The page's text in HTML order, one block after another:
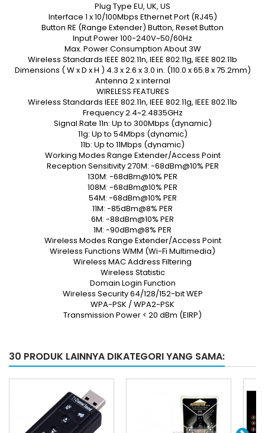
Plug Type EU, UK, US
Interface 1 x 10/100Mbps Ethernet Port (RJ45)
Button RE (Range Extender) Button, Reset Button
Input Power 100-240V~50/60Hz
Max. Power Consumption About 3W
Wireless Standards IEEE 802.11n, IEEE 802.11g, IEEE 802.11b
Dimensions ( W x D x H ) 4.3 x 2.6 x 3.0 in. (110.0 x 65.8 x 75.2mm)
Antenna 2 x internal
WIRELESS FEATURES
Wireless Standards IEEE 802.11n, IEEE 802.11g, IEEE 802.11b
Frequency 2.4~2.4835GHz
Signal Rate 11n: Up to 300Mbps (dynamic)
11g: Up to 54Mbps (dynamic)
11b: Up to 11Mbps (dynamic)
Working Modes Range Extender/Access Point
Reception Sensitivity 270M: -68dBm@10% PER
130M: -68dBm@10% PER
108M: -68dBm@10% PER
54M: -68dBm@10% PER
11M: -85dBm@8% PER
6M: -88dBm@10% PER
1M: -90dBm@8% PER
Wireless Modes Range Extender/Access Point
Wireless Functions WMM (Wi-Fi Multimedia)
Wireless MAC Address Filtering
Wireless Statistic
Domain Login Function
Wireless Security 64/128/152-bit WEP
WPA-PSK / WPA2-PSK
Transmission Power < 20 dBm (EIRP)
30 PRODUK LAINNYA DIKATEGORI YANG SAMA: